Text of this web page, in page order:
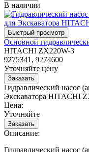
В наличии
Основной
HITACHI ZX220W-3
9275341, 9274600
Уточняйте цену
Гидравлический насос
Экскаватора HITACHI
Цена:
Уточняйте
Описание:
Гидравлический насос